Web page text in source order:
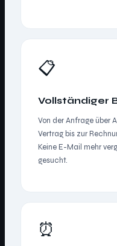
📋
Vollständiger
Von der Anfrage über
Vertrag bis zur
Keine E-Mail mehr
gesucht.
⏰